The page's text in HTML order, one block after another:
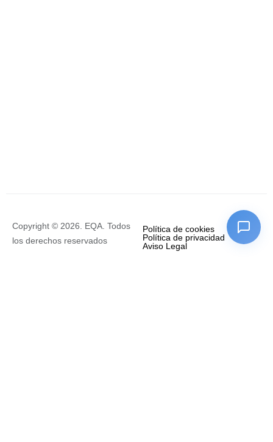
Copyright © 2026. EQA. Todos
los derechos reservados
Política de cookies
Política de privacidad
Aviso Legal